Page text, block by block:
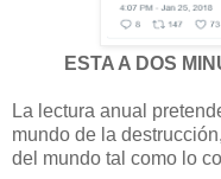
ESTA A DOS
La lectura anual
mundo de la
del mundo tal como lo